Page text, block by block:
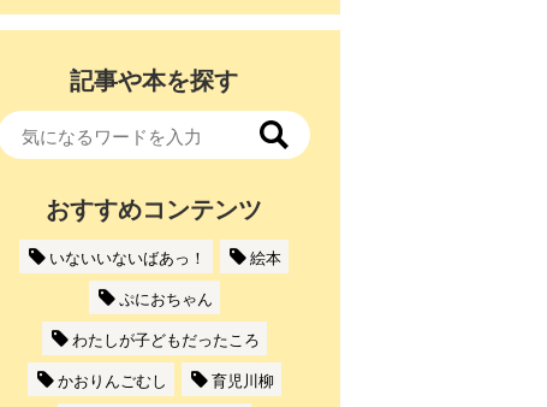
記事や本を探す
おすすめコンテンツ
いないいないばあっ！
絵本
ぷにおちゃん
わたしが子どもだったころ
かおりんごむし
育児川柳